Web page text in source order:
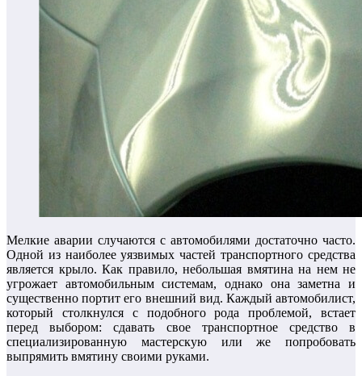
Мелкие аварии случаются с автомобилями достаточно часто.
Одной из наиболее уязвимых частей транспортного средства
является крыло. Как правило, небольшая вмятина на нем не
угрожает автомобильным системам, однако она заметна и
существенно портит его внешний вид. Каждый автомобилист,
который столкнулся с подобного рода проблемой, встает
перед выбором: сдавать свое транспортное средство в
специализированную мастерскую или же попробовать
выпрямить вмятину своими руками.